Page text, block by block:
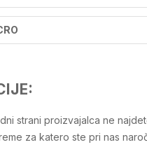
strani proizvajalca ne
za katero ste pri nas